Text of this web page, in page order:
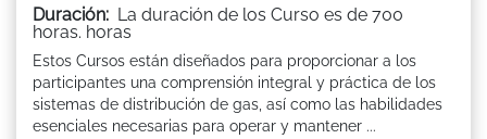
Duración: La duración de los Curso es de 700
horas. horas
Estos Cursos están diseñados para proporcionar a los
participantes una comprensión integral y práctica de los
sistemas de distribución de gas, así como las habilidades
esenciales necesarias para operar y mantener ...